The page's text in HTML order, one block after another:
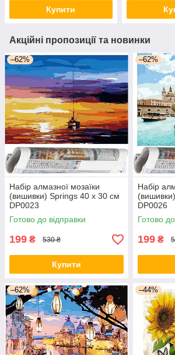
Купити
Акційні пропозиції та новинки
–62%
Набір алмазної мозаїки
(вишивки) Springs 40 x 30 см
DP0023
Готово до відправки
199 ₴ 530 ₴
Купити
–62%
Набір
DP0026
Готово
199 ₴
–62% –44%